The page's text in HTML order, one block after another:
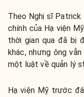
Theo Nghị sĩ Patrick
chính của Hạ viện
thời gian qua đã bị
khác, nhưng ông
một luật về quản lý
Hạ viện Mỹ trước